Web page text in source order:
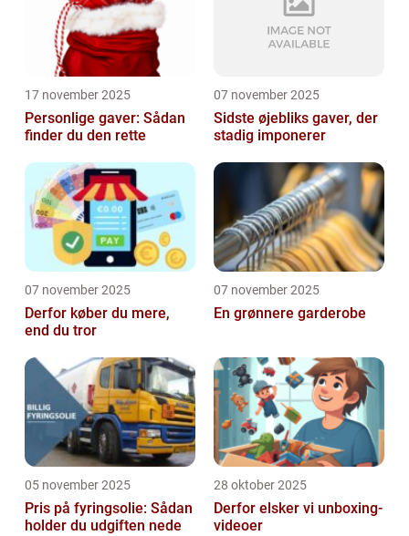
17 november 2025
Personlige gaver: Sådan
finder du den rette
07 november 2025
Sidste øjebliks gaver, der
stadig imponerer
07 november 2025
Derfor køber du mere,
end du tror
07 november 2025
En grønnere garderobe
05 november 2025
Pris på fyringsolie: Sådan
holder du udgiften nede
28 oktober 2025
Derfor elsker vi unboxing-
videoer